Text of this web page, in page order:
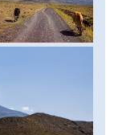
a hegyoldalon
be is hívnak egy
joghurt
birkagyapjúból
a hegyen töltik,
le a hegyek
egyszer csak